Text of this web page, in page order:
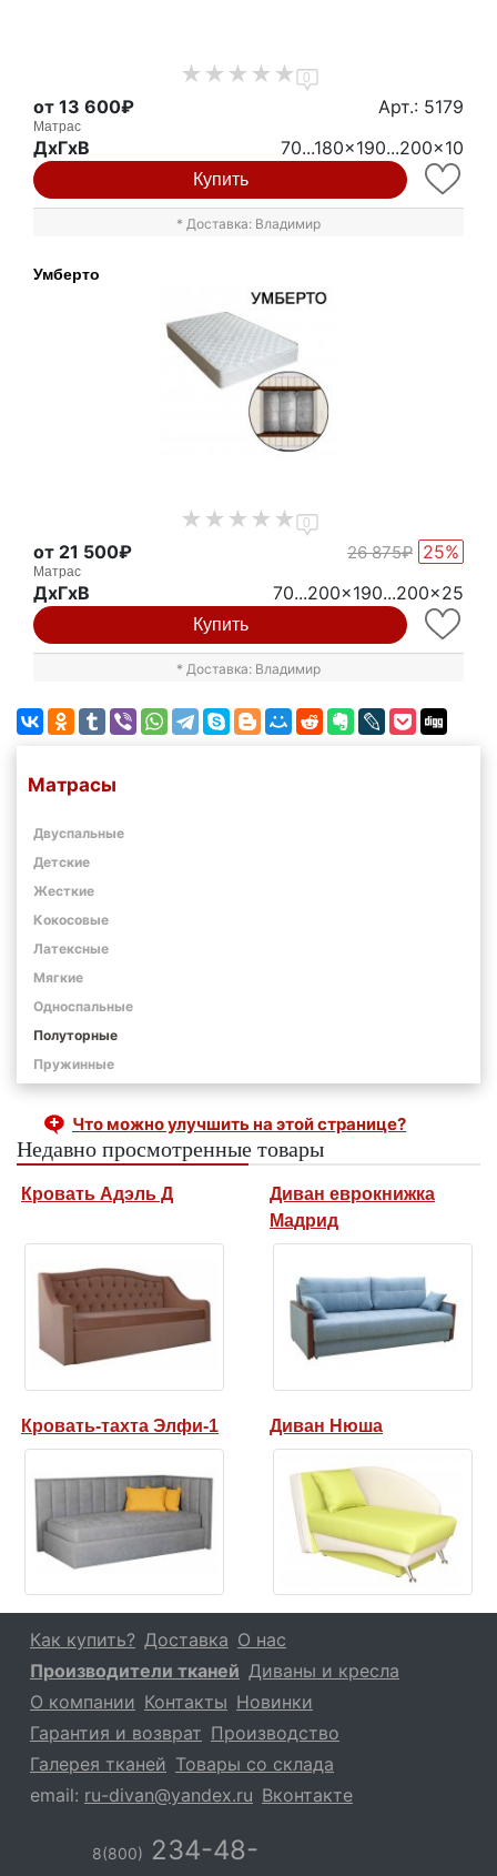
Матрасы
Двуспальные
Детские
Жесткие
Кокосовые
Латексные
Мягкие
Односпальные
Полуторные
Пружинные
0
от 13 600₽ Арт.: 5179
Матрас
ДxГxВ 70...180x190...200x10
Купить
* Доставка: Владимир
Умберто
0
от 21 500₽ 26 875₽ 25%
Матрас
ДxГxВ 70...200x190...200x25
Купить
* Доставка: Владимир
Что можно улучшить на этой странице?
Недавно просмотренные товары
Кровать Адэль Д
Диван еврокнижка
Мадрид
Кровать-тахта Элфи-1 Диван Нюша
Как купить? Доставка О нас
Производители тканей Диваны и кресла
О компании Контакты Новинки
Гарантия и возврат Производство
Галерея тканей Товары со склада
email: ru-divan@yandex.ru Вконтакте
8(800) 234-48-